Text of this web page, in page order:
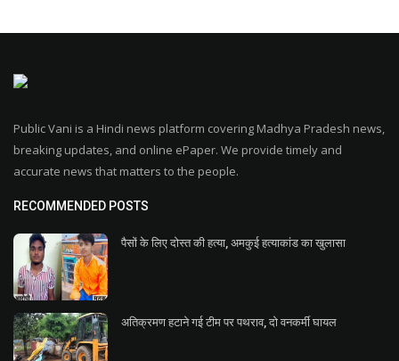
Public Vani is a Hindi news platform covering Madhya Pradesh news,
breaking updates, and online ePaper. We provide timely and
accurate news that matters to the people.
RECOMMENDED POSTS
पैसों के लिए दोस्त की हत्या, अमकुई हत्याकांड का खुलासा
अतिक्रमण हटाने गई टीम पर पथराव, दो वनकर्मी घायल